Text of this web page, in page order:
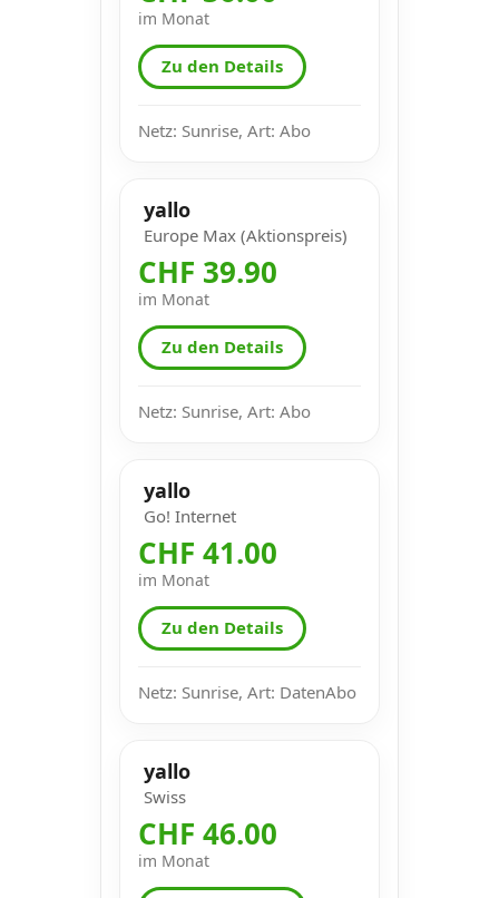
im Monat
Zu den Details
Netz: Sunrise, Art: Abo
yallo
Europe Max (Aktionspreis)
CHF 39.90
im Monat
Zu den Details
Netz: Sunrise, Art: Abo
yallo
Go! Internet
CHF 41.00
im Monat
Zu den Details
Netz: Sunrise, Art: DatenAbo
yallo
Swiss
CHF 46.00
im Monat